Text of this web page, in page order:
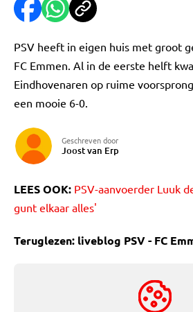
PSV heeft in eigen huis met groot
FC Emmen. Al in de eerste helft
Eindhovenaren op ruime
een mooie 6-0.
Geschreven door
Joost van Erp
LEES OOK: PSV-aanvoerder Luuk
gunt elkaar alles'
Teruglezen: liveblog PSV - FC